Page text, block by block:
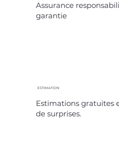
Assurance
garantie
ESTIMATION
Estimations gratuites
de surprises.